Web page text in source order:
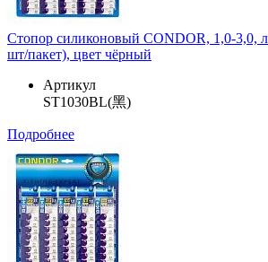
Стопор силиконовый CONDOR, 1,0-3,0,
шт/пакет), цвет чёрный
Артикул
ST1030BL(黑)
Подробнее